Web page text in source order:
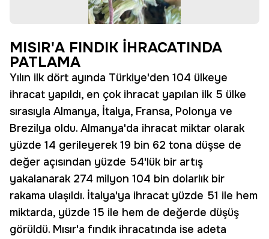
MISIR'A FINDIK İHRACATINDA
PATLAMA
Yılın ilk dört ayında Türkiye'den 104 ülkeye
ihracat yapıldı, en çok ihracat yapılan ilk 5 ülke
sırasıyla Almanya, İtalya, Fransa, Polonya ve
Brezilya oldu. Almanya'da ihracat miktar olarak
yüzde 14 gerileyerek 19 bin 62 tona düşse de
değer açısından yüzde 54'lük bir artış
yakalanarak 274 milyon 104 bin dolarlık bir
rakama ulaşıldı. İtalya'ya ihracat yüzde 51 ile hem
miktarda, yüzde 15 ile hem de değerde düşüş
görüldü. Mısır'a fındık ihracatında ise adeta